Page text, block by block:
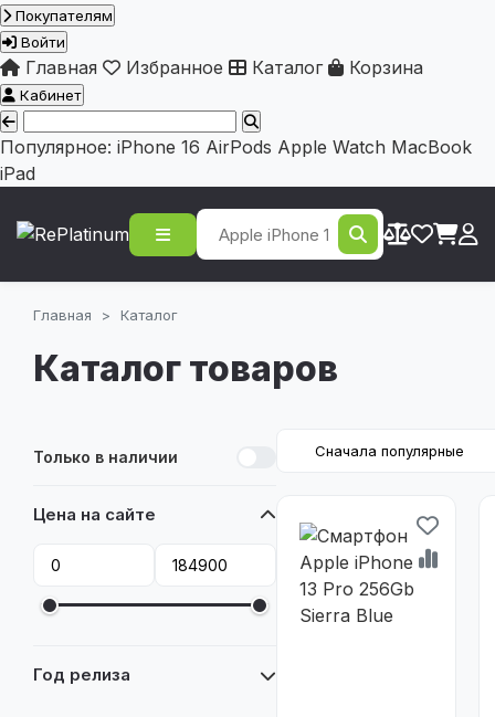
Покупателям
Войти
Главная Избранное Каталог Корзина
Кабинет
Популярное: iPhone 16 AirPods Apple Watch MacBook
iPad
Главная > Каталог
Каталог товаров
Только в наличии
Цена на сайте
Год релиза